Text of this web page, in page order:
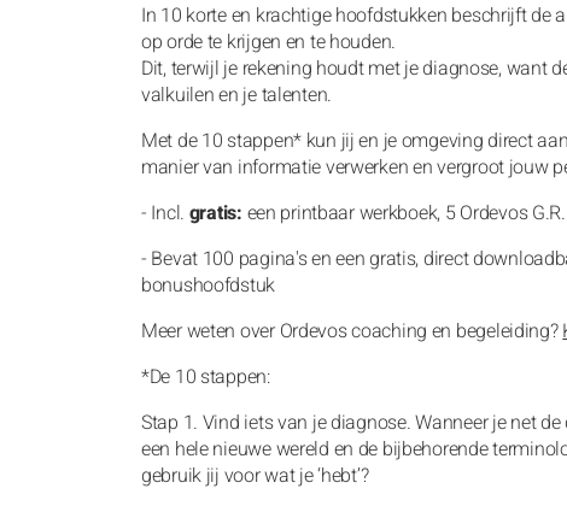
In 10 korte en krachtige hoofdstukken beschrijft de
op orde te krijgen en te houden.
Dit, terwijl je rekening houdt met je diagnose, want
valkuilen en je talenten.
Met de 10 stappen* kun jij en je omgeving direct
manier van informatie verwerken en vergroot jouw
- Incl. gratis: een printbaar werkboek, 5 Ordevos
- Bevat 100 pagina's en een gratis, direct
bonushoofdstuk
Meer weten over Ordevos coaching en begeleiding?
*De 10 stappen:
Stap 1. Vind iets van je diagnose. Wanneer je net
een hele nieuwe wereld en de bijbehorende
gebruik jij voor wat je ‘hebt’?